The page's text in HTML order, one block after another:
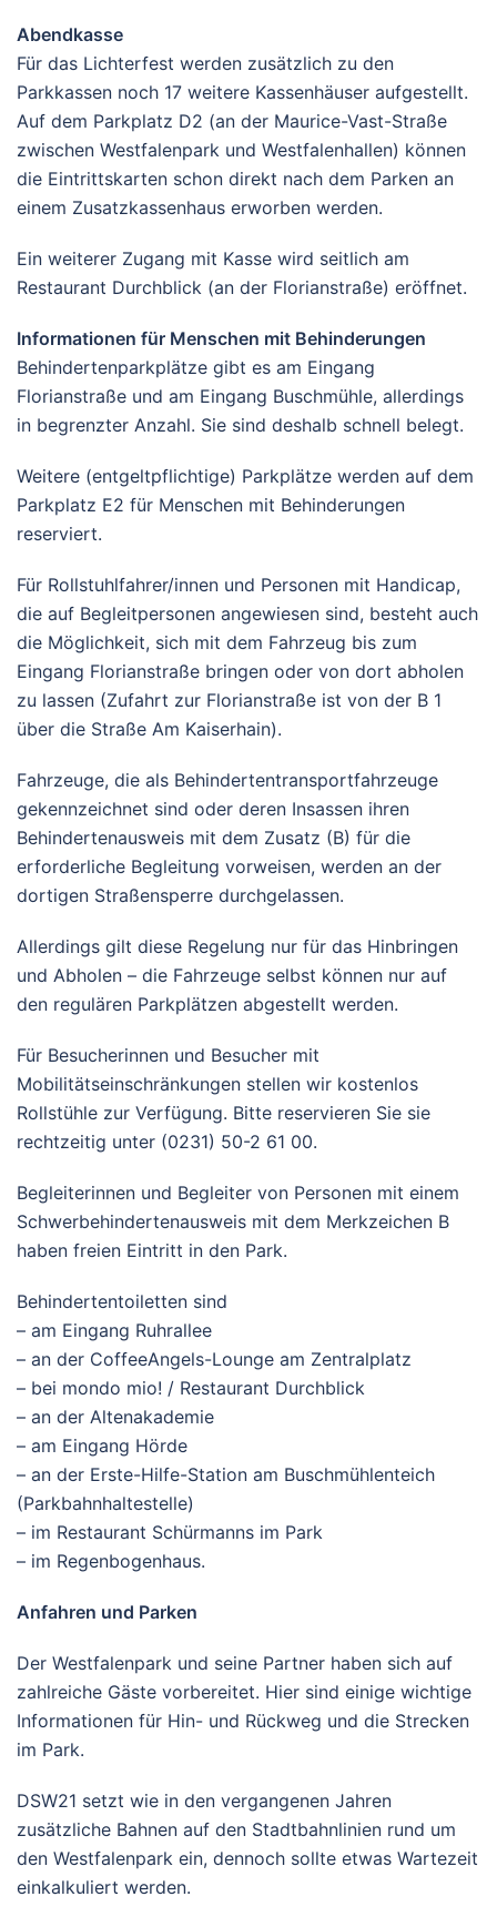
Abendkasse
Für das Lichterfest werden zusätzlich zu den
Parkkassen noch 17 weitere Kassenhäuser aufgestellt.
Auf dem Parkplatz D2 (an der Maurice-Vast-Straße
zwischen Westfalenpark und Westfalenhallen) können
die Eintrittskarten schon direkt nach dem Parken an
einem Zusatzkassenhaus erworben werden.
Ein weiterer Zugang mit Kasse wird seitlich am
Restaurant Durchblick (an der Florianstraße) eröffnet.
Informationen für Menschen mit Behinderungen
Behindertenparkplätze gibt es am Eingang
Florianstraße und am Eingang Buschmühle, allerdings
in begrenzter Anzahl. Sie sind deshalb schnell belegt.
Weitere (entgeltpflichtige) Parkplätze werden auf dem
Parkplatz E2 für Menschen mit Behinderungen
reserviert.
Für Rollstuhlfahrer/innen und Personen mit Handicap,
die auf Begleitpersonen angewiesen sind, besteht auch
die Möglichkeit, sich mit dem Fahrzeug bis zum
Eingang Florianstraße bringen oder von dort abholen
zu lassen (Zufahrt zur Florianstraße ist von der B 1
über die Straße Am Kaiserhain).
Fahrzeuge, die als Behindertentransportfahrzeuge
gekennzeichnet sind oder deren Insassen ihren
Behindertenausweis mit dem Zusatz (B) für die
erforderliche Begleitung vorweisen, werden an der
dortigen Straßensperre durchgelassen.
Allerdings gilt diese Regelung nur für das Hinbringen
und Abholen – die Fahrzeuge selbst können nur auf
den regulären Parkplätzen abgestellt werden.
Für Besucherinnen und Besucher mit
Mobilitätseinschränkungen stellen wir kostenlos
Rollstühle zur Verfügung. Bitte reservieren Sie sie
rechtzeitig unter (0231) 50-2 61 00.
Begleiterinnen und Begleiter von Personen mit einem
Schwerbehindertenausweis mit dem Merkzeichen B
haben freien Eintritt in den Park.
Behindertentoiletten sind
– am Eingang Ruhrallee
– an der CoffeeAngels-Lounge am Zentralplatz
– bei mondo mio! / Restaurant Durchblick
– an der Altenakademie
– am Eingang Hörde
– an der Erste-Hilfe-Station am Buschmühlenteich
(Parkbahnhaltestelle)
– im Restaurant Schürmanns im Park
– im Regenbogenhaus.
Anfahren und Parken
Der Westfalenpark und seine Partner haben sich auf
zahlreiche Gäste vorbereitet. Hier sind einige wichtige
Informationen für Hin- und Rückweg und die Strecken
im Park.
DSW21 setzt wie in den vergangenen Jahren
zusätzliche Bahnen auf den Stadtbahnlinien rund um
den Westfalenpark ein, dennoch sollte etwas Wartezeit
einkalkuliert werden.